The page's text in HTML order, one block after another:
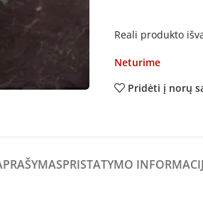
Reali produkto
Neturime
Pridėti į norų
PRISTATYMO